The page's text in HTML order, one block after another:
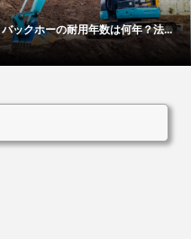
バックホーの耐用年数は何年？法...